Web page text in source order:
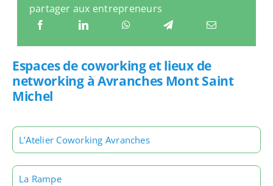
partager aux entrepreneurs
Espaces de coworking et lieux de
networking à Avranches Mont Saint
Michel
L’Atelier Coworking Avranches
La Rampe